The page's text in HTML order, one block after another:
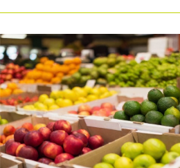
e
s
p
r
i
x
à
l
a
c
o